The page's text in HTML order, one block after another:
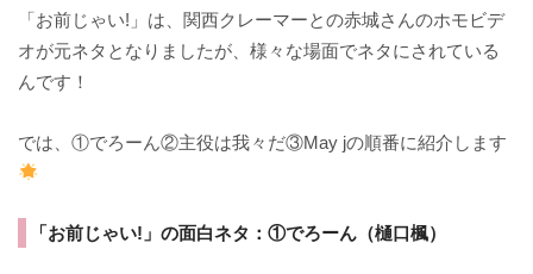
「お前じゃい!」は、関西クレーマーとの赤城さんのホモビデ
オが元ネタとなりましたが、様々な場面でネタにされている
んです！
では、①でろーん②主役は我々だ③May jの順番に紹介します
「お前じゃい!」の面白ネタ：①でろーん（樋口楓）